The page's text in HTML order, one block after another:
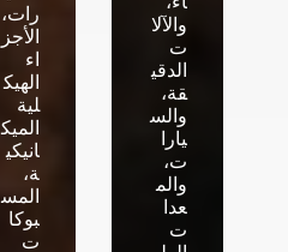
والآلا
ت
الدقي
قة،
والس
يارا
ت،
والم
عدا
ت
رات،
الأجز
اء
الهيك
لية
الميك
انيكي
ة،
المس
بوكا
ت